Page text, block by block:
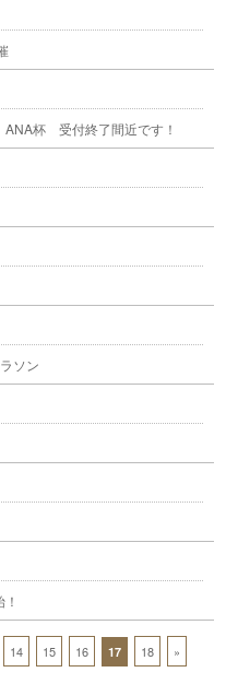
杯 受付終了間近です！
ソン
14 15 16 17 18 »